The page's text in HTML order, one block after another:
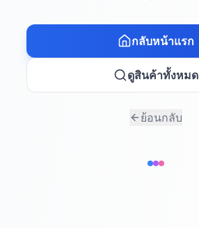
กลับหน้าแรก
ดูสินค้าทั้งหมด
ย้อนกลับ